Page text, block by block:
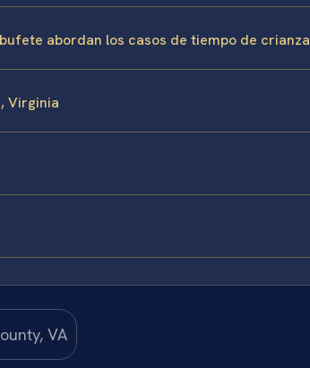
abordan los casos de tiempo de crianza
Virginia